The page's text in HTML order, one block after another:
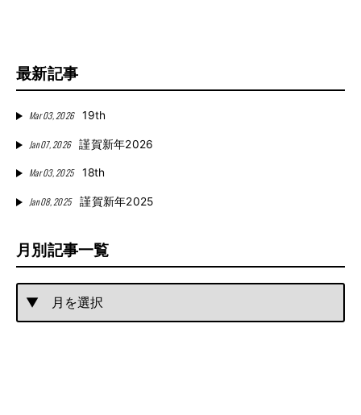
最新記事
Mar 03, 2026 19th
Jan 07, 2026 謹賀新年2026
Mar 03, 2025 18th
Jan 08, 2025 謹賀新年2025
月別記事一覧